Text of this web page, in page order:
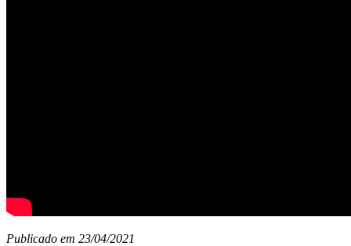
Publicado em 23/04/2021